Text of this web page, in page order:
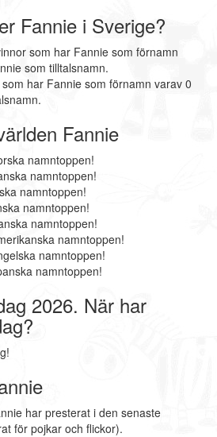
Fannie i Sverige?
som har Fannie som förnamn
som tilltalsnamn.
har Fannie som förnamn varav 0
Fannie
namntoppen!
namntoppen!
namntoppen!
namntoppen!
namntoppen!
namntoppen!
namntoppen!
namntoppen!
2026. När har
har presterat i den senaste
för pojkar och flickor).